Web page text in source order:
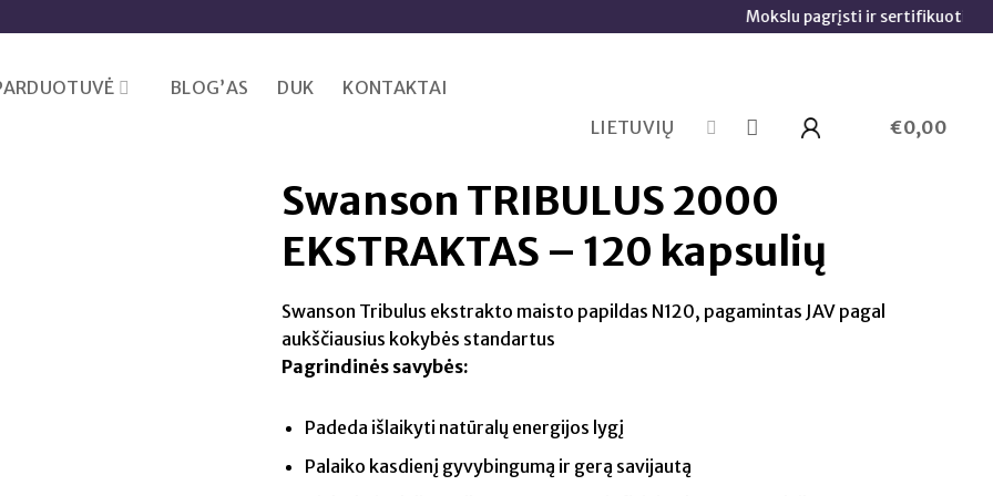
Mokslu pagrįsti ir sertifikuoti papildai
BLOG’AS DUK
KONTAKTAI
LIETUVIŲ
€0,00
Swanson TRIBULUS 2000
EKSTRAKTAS – 120 kapsulių
Swanson Tribulus ekstrakto maisto papildas N120, pagamintas JAV pagal
aukščiausius kokybės standartus
Pagrindinės savybės:
Padeda išlaikyti natūralų energijos lygį
Palaiko kasdienį gyvybingumą ir gerą savijautą